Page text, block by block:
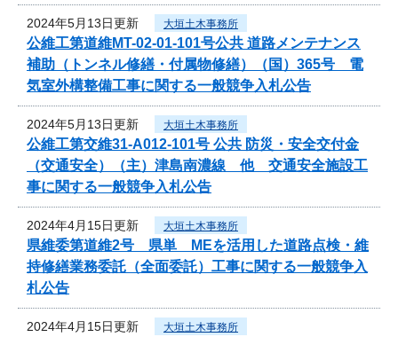
2024年5月13日更新 大垣土木事務所
公維工第道維MT-02-01-101号公共 道路メンテナンス
補助（トンネル修繕・付属物修繕）（国）365号 電
気室外構整備工事に関する一般競争入札公告
2024年5月13日更新 大垣土木事務所
公維工第交維31-A012-101号 公共 防災・安全交付金
（交通安全）（主）津島南濃線 他 交通安全施設工
事に関する一般競争入札公告
2024年4月15日更新 大垣土木事務所
県維委第道維2号 県単 MEを活用した道路点検・維
持修繕業務委託（全面委託）工事に関する一般競争入
札公告
2024年4月15日更新 大垣土木事務所